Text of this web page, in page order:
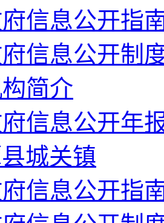
信息公开指
信息公开制
简介
信息公开年
城关镇
信息公开指